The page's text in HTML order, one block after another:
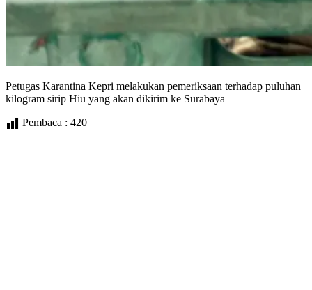
Petugas Karantina Kepri melakukan pemeriksaan terhadap puluhan
kilogram sirip Hiu yang akan dikirim ke Surabaya
Pembaca : 420